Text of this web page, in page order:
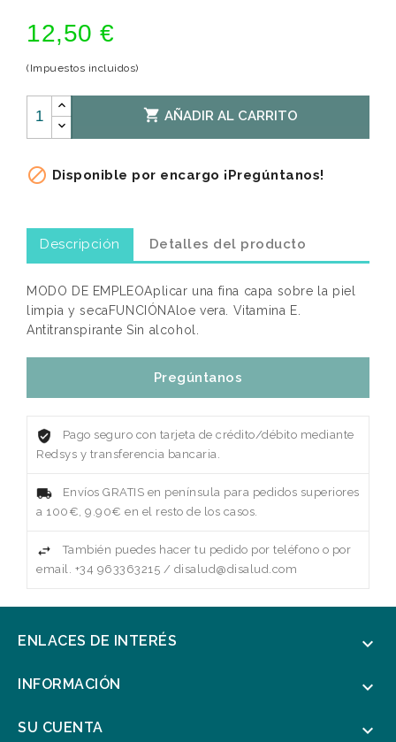
12,50 €
(Impuestos incluidos)
 AÑADIR AL CARRITO
 Disponible por encargo ¡Pregúntanos!
Descripción Detalles del producto
MODO DE EMPLEOAplicar una fina capa sobre la piel
limpia y secaFUNCIÓNAloe vera. Vitamina E.
Antitranspirante Sin alcohol.
Pregúntanos
Pago seguro con tarjeta de crédito/débito mediante
Redsys y transferencia bancaria.
Envíos GRATIS en península para pedidos superiores
a 100€, 9.90€ en el resto de los casos.
También puedes hacer tu pedido por teléfono o por
email. +34 963363215 / disalud@disalud.com
ENLACES DE INTERÉS 
INFORMACIÓN 
SU CUENTA 